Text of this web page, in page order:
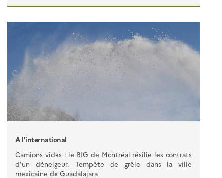
A l'international
Camions vides : le BIG de Montréal résilie les contrats
d'un déneigeur. Tempête de grêle dans la ville
mexicaine de Guadalajara